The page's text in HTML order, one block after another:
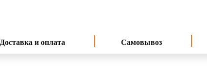
Доставка и оплата Самовывоз